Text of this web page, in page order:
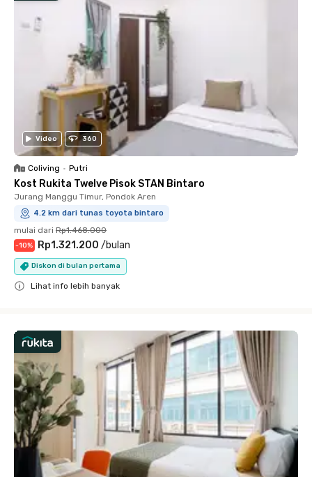
Video 360
Coliving • Putri
Kost Rukita Twelve Pisok STAN Bintaro
Jurang Manggu Timur, Pondok Aren
4.2 km dari tunas toyota bintaro
mulai dari Rp1.468.000
-10% Rp1.321.200 /bulan
Diskon di bulan pertama
Lihat info lebih banyak